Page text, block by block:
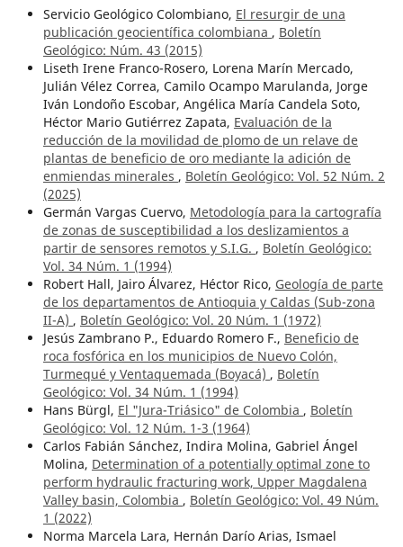
Servicio Geológico Colombiano, El resurgir de una
publicación geocientífica colombiana , Boletín
Geológico: Núm. 43 (2015)
Liseth Irene Franco-Rosero, Lorena Marín Mercado,
Julián Vélez Correa, Camilo Ocampo Marulanda, Jorge
Iván Londoño Escobar, Angélica María Candela Soto,
Héctor Mario Gutiérrez Zapata, Evaluación de la
reducción de la movilidad de plomo de un relave de
plantas de beneficio de oro mediante la adición de
enmiendas minerales , Boletín Geológico: Vol. 52 Núm. 2
(2025)
Germán Vargas Cuervo, Metodología para la cartografía
de zonas de susceptibilidad a los deslizamientos a
partir de sensores remotos y S.I.G. , Boletín Geológico:
Vol. 34 Núm. 1 (1994)
Robert Hall, Jairo Álvarez, Héctor Rico, Geología de parte
de los departamentos de Antioquia y Caldas (Sub-zona
II-A) , Boletín Geológico: Vol. 20 Núm. 1 (1972)
Jesús Zambrano P., Eduardo Romero F., Beneficio de
roca fosfórica en los municipios de Nuevo Colón,
Turmequé y Ventaquemada (Boyacá) , Boletín
Geológico: Vol. 34 Núm. 1 (1994)
Hans Bürgl, El "Jura-Triásico" de Colombia , Boletín
Geológico: Vol. 12 Núm. 1-3 (1964)
Carlos Fabián Sánchez, Indira Molina, Gabriel Ángel
Molina, Determination of a potentially optimal zone to
perform hydraulic fracturing work, Upper Magdalena
Valley basin, Colombia , Boletín Geológico: Vol. 49 Núm.
1 (2022)
Norma Marcela Lara, Hernán Darío Arias, Ismael